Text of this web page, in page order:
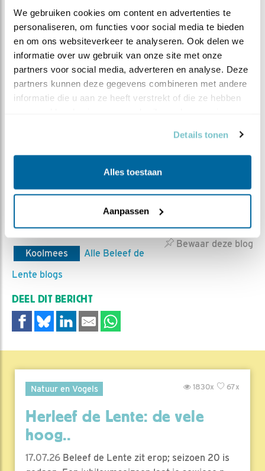
We gebruiken cookies om content en advertenties te
personaliseren, om functies voor social media te bieden
en om ons websiteverkeer te analyseren. Ook delen we
informatie over uw gebruik van onze site met onze
partners voor social media, adverteren en analyse. Deze
partners kunnen deze gegevens combineren met andere
informatie die u aan ze heeft verstrekt of die ze hebben
Details tonen
Alles toestaan
Aanpassen
Het Nederlands Instituut voor Ecologie (NIOO-
KNAW) doet fundamenteel en strategisch
ecologisch onderzoek. Met meer dan 300
onderzoekers en studenten is het NIOO één van de
grootste onderzoeksinstituten van de Koninklijke
Nederlandse Akademie van Wetenschappen
ecosystemen. Samen onderzoeken ze de volle
breedte van planten-, dier- en microbiële ecologie,
zowel op het land als in het water. Bezoek de
Vind ik leuk
Bewaar deze blog
MEER OVER
Koolmees
Alle Beleef de
Lente blogs
DEEL DIT BERICHT
Natuur en Vogels 67x
1830x
Herleef de Lente: de vele
hoog..
17.07.26 Beleef de Lente zit erop; seizoen 20 is